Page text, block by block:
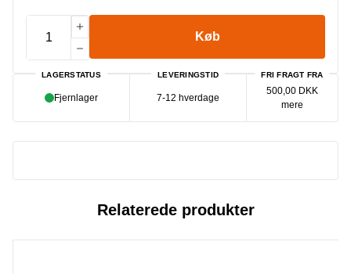
Køb
LAGERSTATUS
Fjernlager
LEVERINGSTID
7-12 hverdage
FRI FRAGT FRA
500,00 DKK
mere
Relaterede produkter